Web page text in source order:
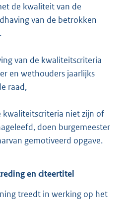
de kwaliteit van de
van de betrokken
van de kwaliteitscriteria
en wethouders jaarlijks
raad,
kwaliteitscriteria niet zijn of
doen burgemeester
gemotiveerd opgave.
en citeertitel
treedt in werking op het